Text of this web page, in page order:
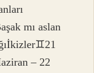
mı aslan
– 22